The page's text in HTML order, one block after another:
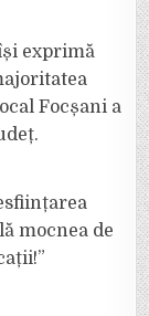
exprimă
Focșani a
mocnea de